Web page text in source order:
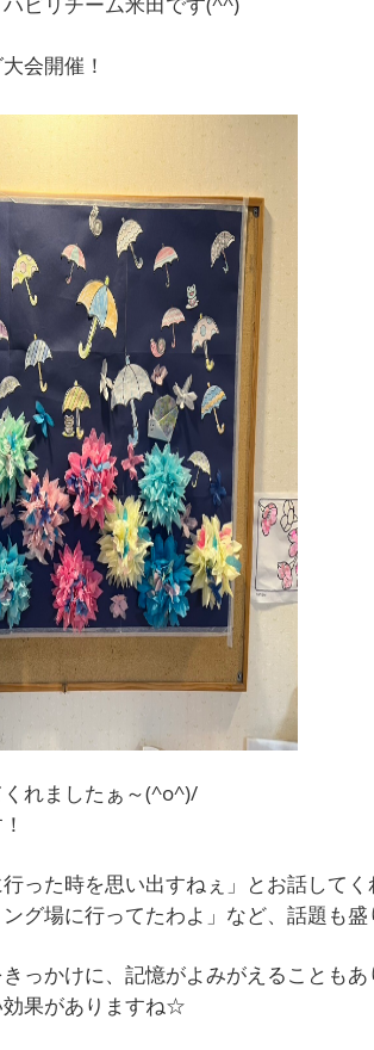
会開催！
れましたぁ～(^o^)/
行った時を思い出すねぇ」とお話して
ング場に行ってたわよ」など、話題も盛
っかけに、記憶がよみがえることもあ
果がありますね☆